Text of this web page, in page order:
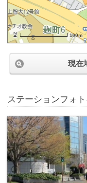
100m
現在
ステーションフォ